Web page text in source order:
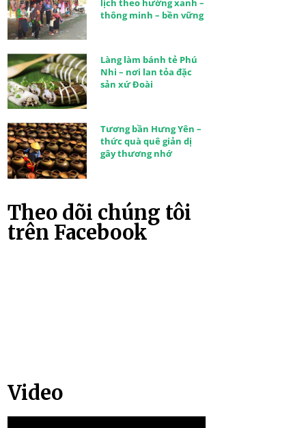
lịch theo hướng xanh –
thông minh – bền vững
Làng làm bánh tẻ Phú
Nhi – nơi lan tỏa đặc
sản xứ Đoài
Tương bần Hưng Yên –
thức quà quê giản dị
gây thương nhớ
Theo dõi chúng tôi
trên Facebook
Video